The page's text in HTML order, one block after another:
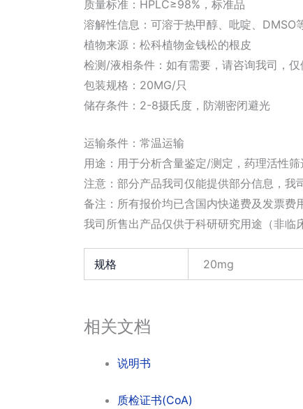
质量标准：HPLC≥98%，标准品
溶解性信息：可溶于热甲醇、吡啶、DMSO
植物来源：松科植物金钱松的根皮
检测/液相条件：如有需要，请咨询我司，
包装规格：20MG/只
储存条件：2-8摄氏度，防潮密闭避光
运输条件：常温运输
用途：用于分析含量鉴定/测定，药理活性
注意：部分产品我司仅能提供部分信息，我
备注：所有报价均已含国内快递费及发票费
我司所售出产品仅供于科研研究用途（非
规格 20mg
相关文档
说明书
质检证书(CoA)